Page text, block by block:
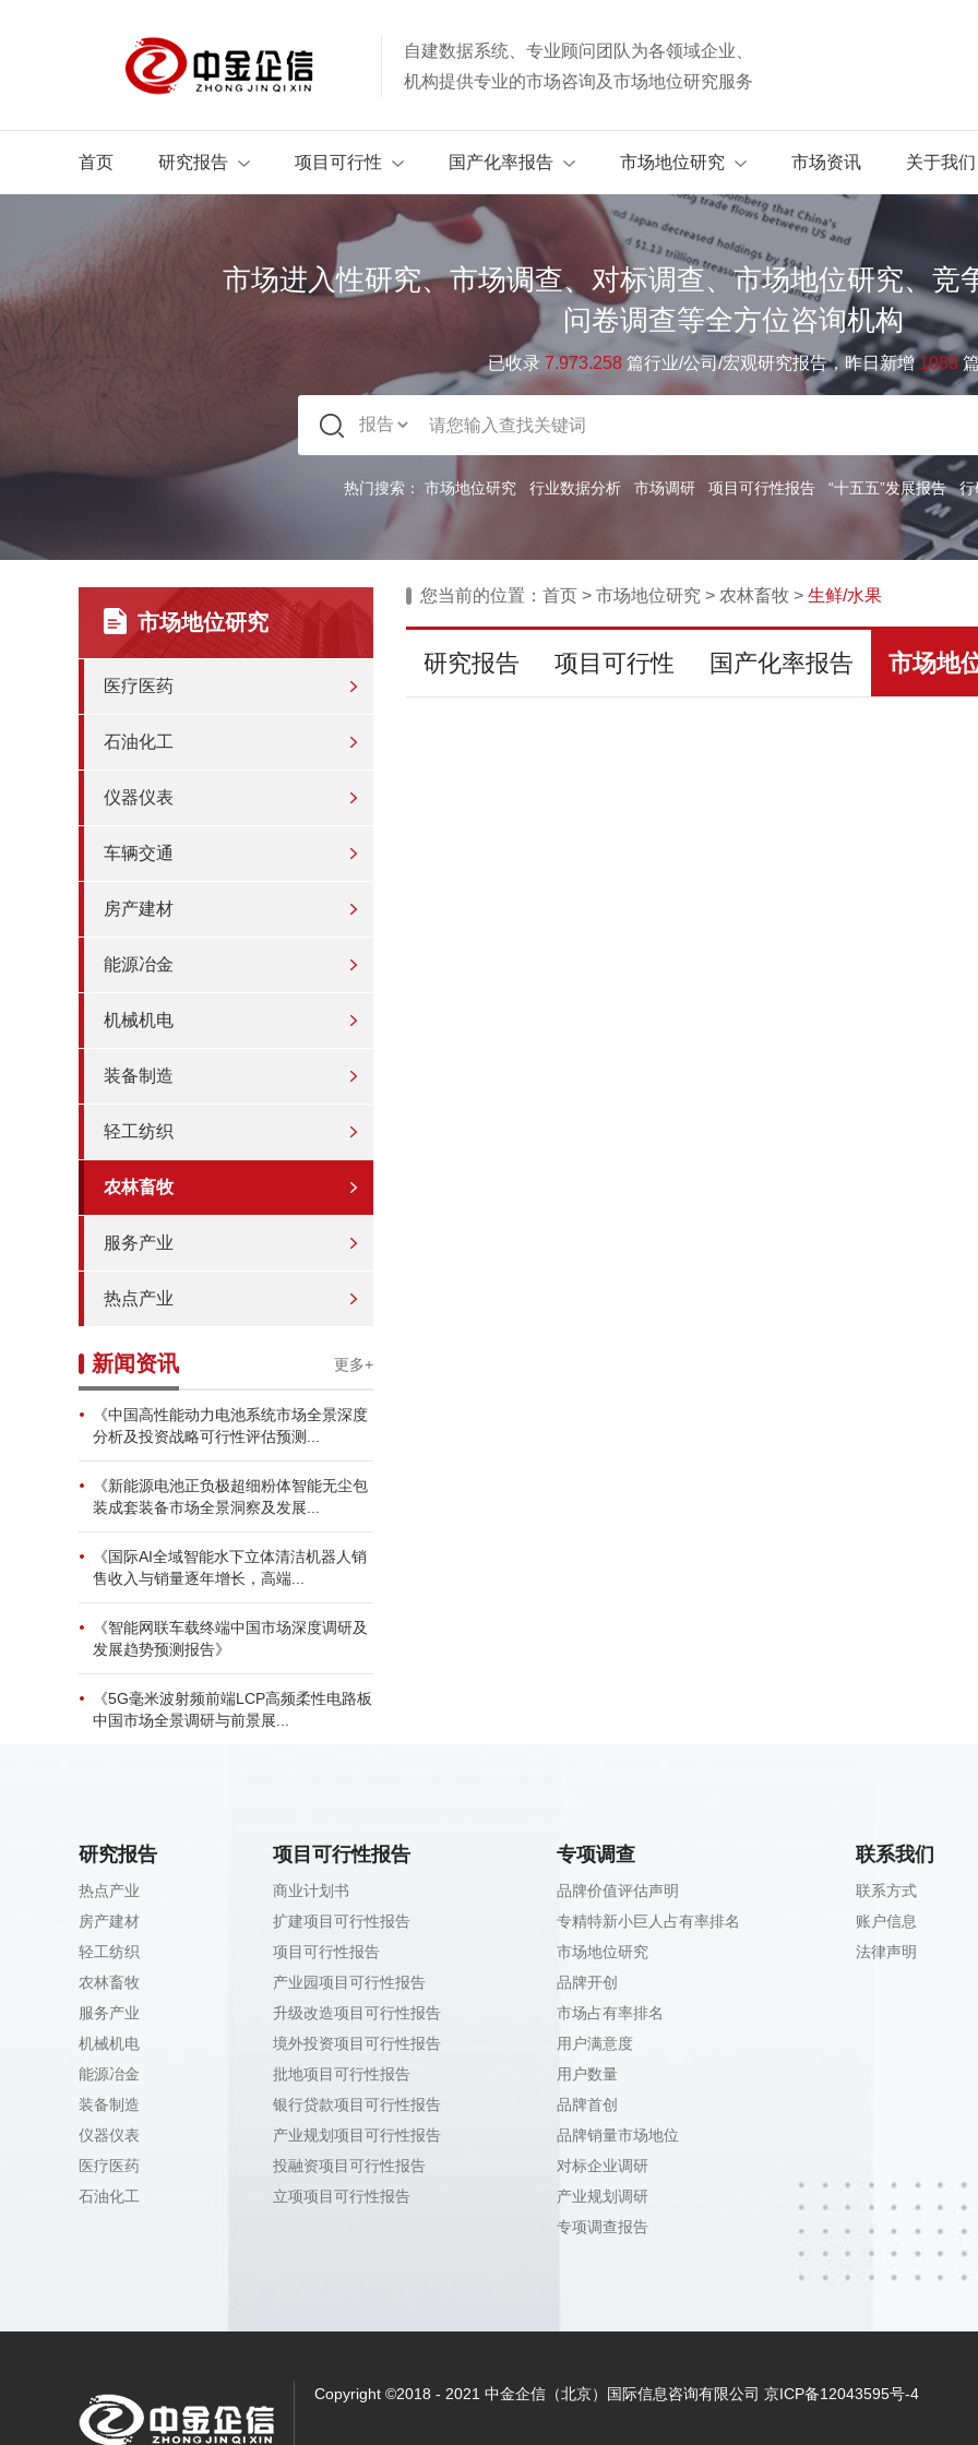
自建数据系统、专业顾问团队为各领域企业、
机构提供专业的市场咨询及市场地位研究服务
首页 研究报告 项目可行性 国产化率报告 市场地位研究 市场资讯 关于我们
市场进入性研究、市场调查、对标调查、市场地位研究、竞
问卷调查等全方位咨询机构
已收录 7.973.258 篇行业/公司/宏观研究报告，昨日新增1088
热门搜索： 市场地位研究 行业数据分析 市场调研 项目可行性报告 “十五五”发展报告 行
市场地位研究
医疗医药
石油化工
仪器仪表
车辆交通
房产建材
能源冶金
机械机电
装备制造
轻工纺织
农林畜牧
服务产业
热点产业
新闻资讯 更多+
《中国高性能动力电池系统市场全景深度
分析及投资战略可行性评估预测...
《新能源电池正负极超细粉体智能无尘包
装成套装备市场全景洞察及发展...
《国际AI全域智能水下立体清洁机器人销
售收入与销量逐年增长，高端...
《智能网联车载终端中国市场深度调研及
发展趋势预测报告》
《5G毫米波射频前端LCP高频柔性电路板
中国市场全景调研与前景展...
您当前的位置： 首页 > 市场地位研究 > 农林畜牧 > 生鲜/水果
研究报告 项目可行性 国产化率报告 市场地
研究报告
热点产业
房产建材
轻工纺织
农林畜牧
服务产业
机械机电
能源冶金
装备制造
仪器仪表
医疗医药
石油化工
项目可行性报告
商业计划书
扩建项目可行性报告
项目可行性报告
产业园项目可行性报告
升级改造项目可行性报告
境外投资项目可行性报告
批地项目可行性报告
银行贷款项目可行性报告
产业规划项目可行性报告
投融资项目可行性报告
立项项目可行性报告
专项调查
品牌价值评估声明
专精特新小巨人占有率排名
市场地位研究
品牌开创
市场占有率排名
用户满意度
用户数量
品牌首创
品牌销量市场地位
对标企业调研
产业规划调研
专项调查报告
联系我们
联系方式
账户信息
法律声明
Copyright ©2018 - 2021 中金企信（北京）国际信息咨询有限公司 京ICP备12043595号-4